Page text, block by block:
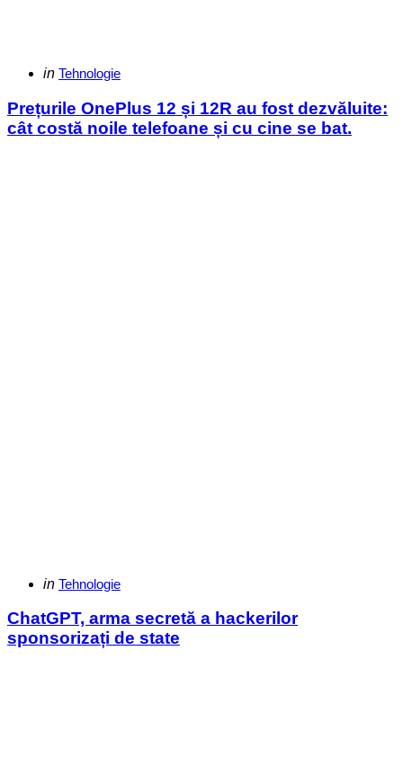
Categories
Posted
in Tehnologie
Prețurile OnePlus 12 și 12R au fost dezvăluite:
cât costă noile telefoane și cu cine se bat.
Categories
Posted
in Tehnologie
ChatGPT, arma secretă a hackerilor
sponsorizați de state